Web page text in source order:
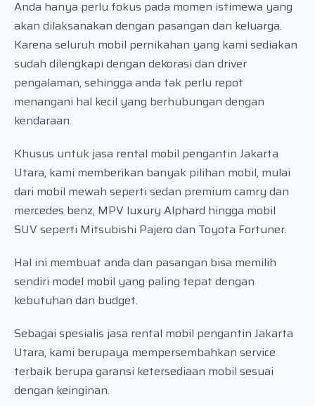
Anda hanya perlu fokus pada momen istimewa yang
akan dilaksanakan dengan pasangan dan keluarga.
Karena seluruh mobil pernikahan yang kami sediakan
sudah dilengkapi dengan dekorasi dan driver
pengalaman, sehingga anda tak perlu repot
menangani hal kecil yang berhubungan dengan
kendaraan.
Khusus untuk jasa rental mobil pengantin Jakarta
Utara, kami memberikan banyak pilihan mobil, mulai
dari mobil mewah seperti sedan premium camry dan
mercedes benz, MPV luxury Alphard hingga mobil
SUV seperti Mitsubishi Pajero dan Toyota Fortuner.
Hal ini membuat anda dan pasangan bisa memilih
sendiri model mobil yang paling tepat dengan
kebutuhan dan budget.
Sebagai spesialis jasa rental mobil pengantin Jakarta
Utara, kami berupaya mempersembahkan service
terbaik berupa garansi ketersediaan mobil sesuai
dengan keinginan.